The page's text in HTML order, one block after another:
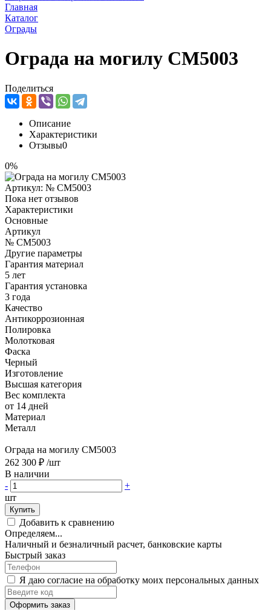
Главная
Каталог
Ограды
Ограда на могилу CM5003
Поделиться
Описание
Характеристики
Отзывы0
0%
Артикул: № CM5003
Пока нет отзывов
Характеристики
Основные
Артикул
№ CM5003
Другие параметры
Гарантия материал
5 лет
Гарантия установка
3 года
Качество
Антикоррозионная
Полировка
Молотковая
Фаска
Черный
Изготовление
Высшая категория
Вес комплекта
от 14 дней
Материал
Металл
Ограда на могилу CM5003
262 300 ₽ /шт
В наличии
-
+
шт
Купить
Добавить к сравнению
Определяем...
Наличный и безналичный расчет, банковские карты
Быстрый заказ
Я даю согласие на обработку моих персональных данных
Оформить заказ